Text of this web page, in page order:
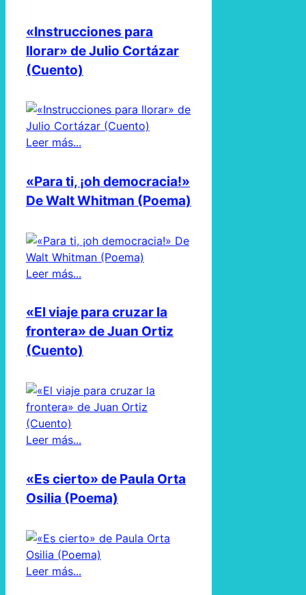
«Instrucciones para
llorar» de Julio Cortázar
(Cuento)
Leer más...
«Para ti, ¡oh democracia!»
De Walt Whitman (Poema)
Leer más...
«El viaje para cruzar la
frontera» de Juan Ortiz
(Cuento)
Leer más...
«Es cierto» de Paula Orta
Osilia (Poema)
Leer más...